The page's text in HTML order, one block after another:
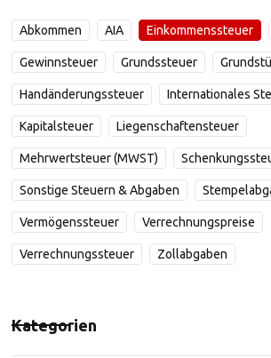
Abkommen AIA Einkommenssteuer
Gewinnsteuer Grundssteuer
Handänderungssteuer Internationales
Kapitalsteuer Liegenschaftensteuer
Mehrwertsteuer (MWST)
Sonstige Steuern & Abgaben
Vermögenssteuer Verrechnungspreise
Verrechnungssteuer Zollabgaben
Kategorien